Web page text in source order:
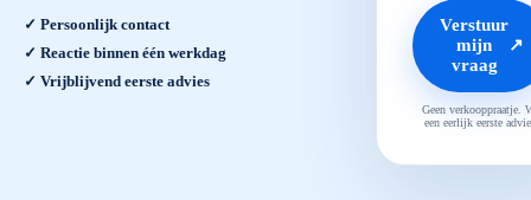
✓ Persoonlijk contact
✓ Reactie binnen één werkdag
✓ Vrijblijvend eerste advies
Verstuur
mijn
vraag
↗
Geen verkooppraatje.
een eerlijk eerste